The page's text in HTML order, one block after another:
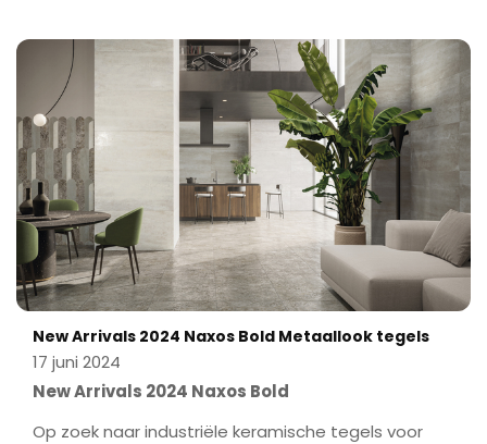
korting aanbieden of gratis transport wat dan
weer in de tegelprijs of kwaliteit wordt
doorberekend.
U komt bij ons voor mooie tegels met een eerlijk
en helder advies zonder wildwest verhalen.
Transparanter kunnen wij het niet maken.
Wij heten u graag welkom in één van onze XL
winkels.
Wij werken altijd met palletkorting, of u nu meer of
minder dan een pallet aankoopt, wij bekijken altijd
de actuele stockvoorraad voor u en gaan dan een
prijs vaste order plaatsen zodat wij voor u
bovenop onze zeer aantrekkelijke prijzen nog
Zo kan het maar net zijn dat er bijvoorbeeld tegels
New Arrivals 2024 Naxos Bold Metaallook tegels
17 juni 2024
New Arrivals 2024 Naxos Bold
Op zoek naar industriële keramische tegels voor